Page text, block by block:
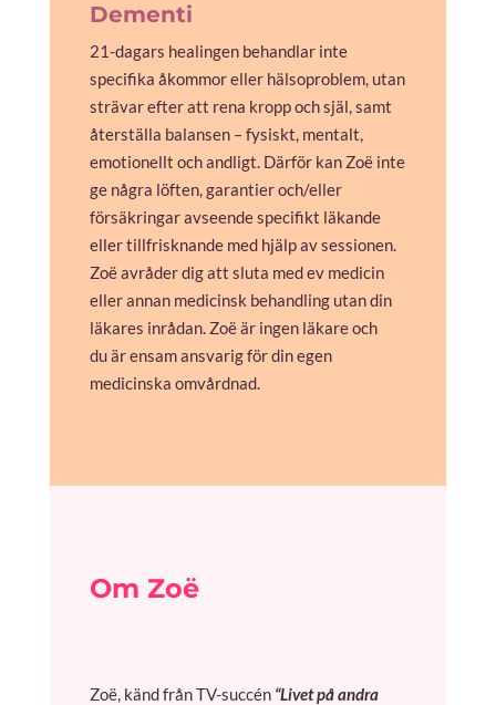
Dementi
21-dagars healingen behandlar inte
specifika åkommor eller hälsoproblem, utan
strävar efter att rena kropp och själ, samt
återställa balansen – fysiskt, mentalt,
emotionellt och andligt. Därför kan Zoë inte
ge några löften, garantier och/eller
försäkringar avseende specifikt läkande
eller tillfrisknande med hjälp av sessionen.
Zoë avråder dig att sluta med ev medicin
eller annan medicinsk behandling utan din
läkares inrådan. Zoë är ingen läkare och
du är ensam ansvarig för din egen
medicinska omvårdnad.
Om Zoë
Zoë, känd från TV-succén“Livet på andra